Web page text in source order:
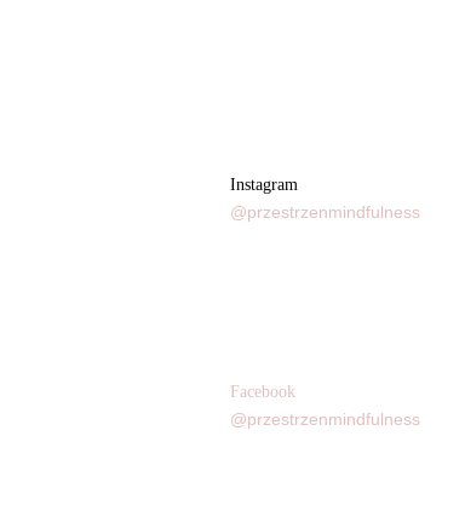
Instagram
@przestrzenmindfulness
Facebook
@przestrzenmindfulness